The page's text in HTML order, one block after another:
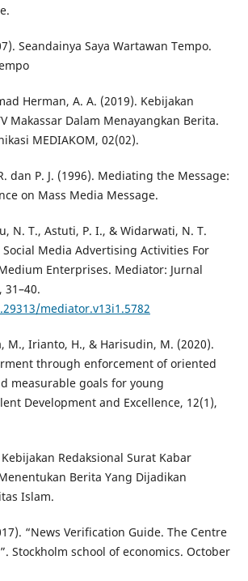
Seandainya Saya Wartawan Tempo.
Herman, A. A. (2019). Kebijakan
Makassar Dalam Menayangkan Berita.
MEDIAKOM, 02(02).
dan P. J. (1996). Mediating the Message:
on Mass Media Message.
N. T., Astuti, P. I., & Widarwati, N. T.
Social Media Advertising Activities For
Enterprises. Mediator: Jurnal
31–40.
mediator.v13i1.5782
M., Irianto, H., & Harisudin, M. (2020).
through enforcement of oriented
measurable goals for young
Development and Excellence, 12(1),
Redaksional Surat Kabar
Berita Yang Dijadikan
Islam.
“News Verification Guide. The Centre
Stockholm school of economics. October